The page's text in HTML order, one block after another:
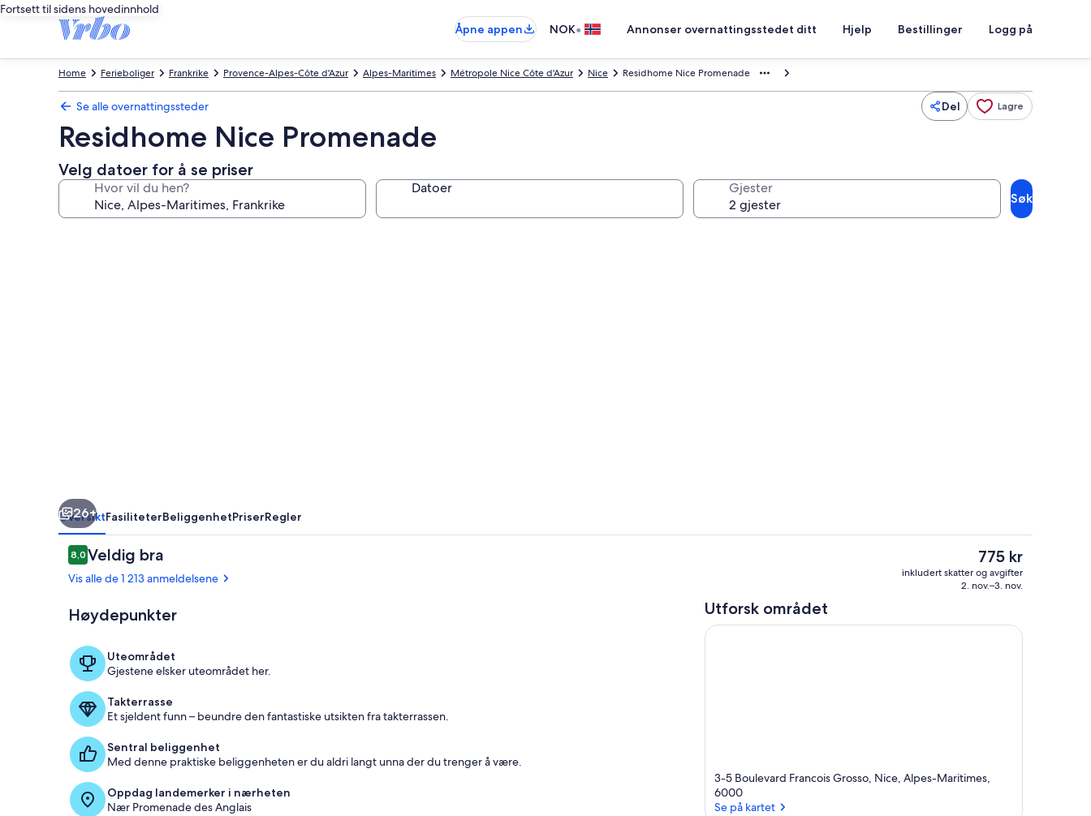
Fortsett til sidens hovedinnhold
Åpne appen
NOK• Annonser overnattingsstedet ditt Hjelp Bestillinger Logg på
Residhome Nice Promenade
Nice
Métropole Nice Côte d'Azur
Alpes-Maritimes
Provence-Alpes-Côte d'Azur
Frankrike
Ferieboliger
Home
Se alle overnattingssteder Del Lagre
Residhome Nice Promenade
Velg datoer for å se priser
Hvor vil du hen? Datoer Gjester
Søk
Oppholdsrom
26+
OversiktFasiliteterBeliggenhetPriserRegler
Anmeldelser
8,08,0 av 10 –
Veldig bra
Vis alle de 1 213 anmeldelsene
Høydepunkter
Uteområdet
Gjestene elsker uteområdet her.
Takterrasse
Et sjeldent funn – beundre den fantastiske utsikten fra takterrassen.
Sentral beliggenhet
Med denne praktiske beliggenheten er du aldri langt unna der du trenger å være.
Oppdag landemerker i nærheten
Nær Promenade des Anglais
Den
nåværende
prisen
775 kr
inkludert skatter og avgifter
2. nov.–3. nov.
Utforsk området
3-5 Boulevard Francois Grosso, Nice, Alpes-Maritimes,
6000
Se på kartet